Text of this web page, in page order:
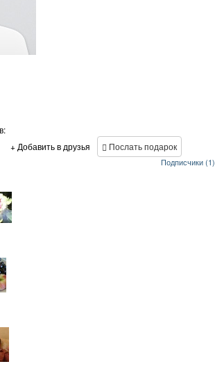
+ Добавить в друзья Послать подарок
Подписчики (1)